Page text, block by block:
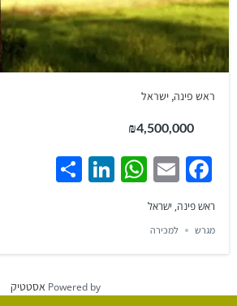
ראש פינה, ישראל
₪4,500,000
Facebook
Email
WhatsApp
LinkedIn
Share
ראש פינה, ישראל
מגרש למכירה
Powered byאסטטיק